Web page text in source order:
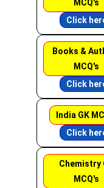
MCQ's
Click
Books &
MCQ's
Click
India GK
Click
Chemistry
MCQ's